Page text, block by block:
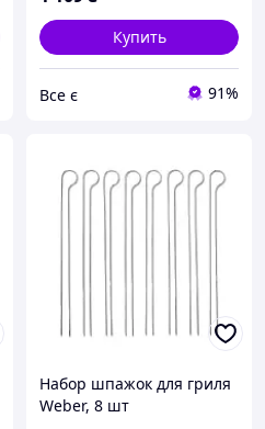
Купить
Все є 91%
Набор шпажок для гриля
Weber, 8 шт